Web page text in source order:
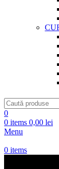
0
0 items 0,00 lei
Menu
0 items